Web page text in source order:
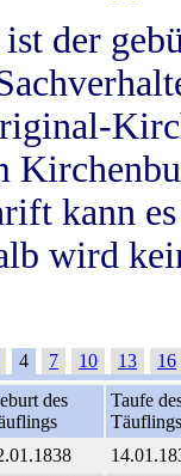
der
kann
wird
4 7 10 13
16
des
Taufe
Täuflings